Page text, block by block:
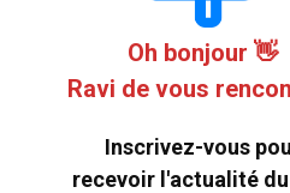
Oh bonjour 👋
Ravi de vous
Inscrivez-vous
recevoir l'actualité